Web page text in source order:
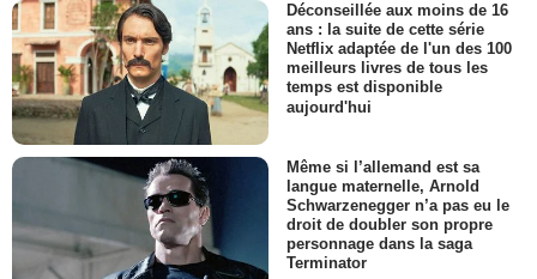
Déconseillée aux moins de 16
ans : la suite de cette série
Netflix adaptée de l'un des 100
meilleurs livres de tous les
temps est disponible
aujourd'hui
Même si l’allemand est sa
langue maternelle, Arnold
Schwarzenegger n’a pas eu le
droit de doubler son propre
personnage dans la saga
Terminator